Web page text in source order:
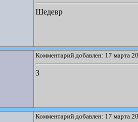
Шедевр
Комментарий добавлен: 17 марта
3
Комментарий добавлен: 17 марта